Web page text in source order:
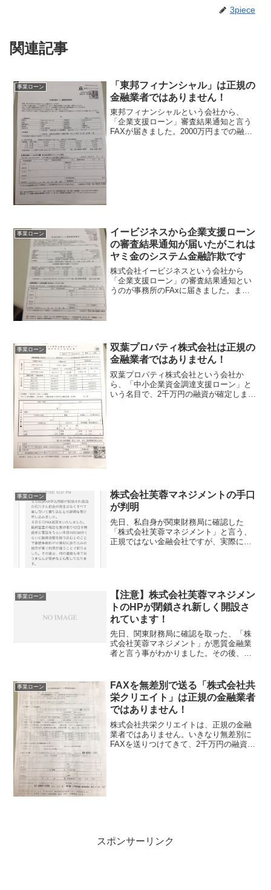
3piece
関連記事
事業ローン
「東邦フィナンシャル」は正規の
金融業者ではありません！
東邦フィナンシャルという会社から、
「企業支援ローン」審査結果通知と言う
FAXが届きました。2000万円までの融資
事業ローン
イービジネスから企業支援ローン
の審査結果通知が届いたがこれは
ヤミ金のシステム金融詐欺です
株式会社イービジネスという会社から
「企業支援ローン」の審査結果通知とい
うのが事務所のFAxに届きました。また
事業ローン
双葉プロパティ株式会社は正規の
金融業者ではありません！
双葉プロパティ株式会社という会社か
ら、「中小企業資金調達支援ローン」と
いう名目で、2千万円の融資が確定しまし
事業ローン
株式会社芙蓉マネジメントの手口
が判明
先日、私自身が関東財務局に確認した
「株式会社芙蓉マネジメント」と言う、
正規ではない金融会社ですが、実際に被
事業ローン
【注意】株式会社芙蓉マネジメン
トのHPが閉鎖され新しく開設さ
れています！
先日、関東財務局に確認を取った、「株
式会社芙蓉マネジメント」が悪質金融業
者と言う事がわかりました。その後、読
請求をされた流れをコメントしていただ
きました。そこで、株式会...
事業ローン
FAXを無差別で送る「株式会社共
栄クリエイト」は正規の金融業者
ではありません！
株式会社共栄クリエイトは、正規の金融
業者ではありません。いきなり無差別に
FAXを送りつけてきて、2千万円の融資枠
スポンサーリンク